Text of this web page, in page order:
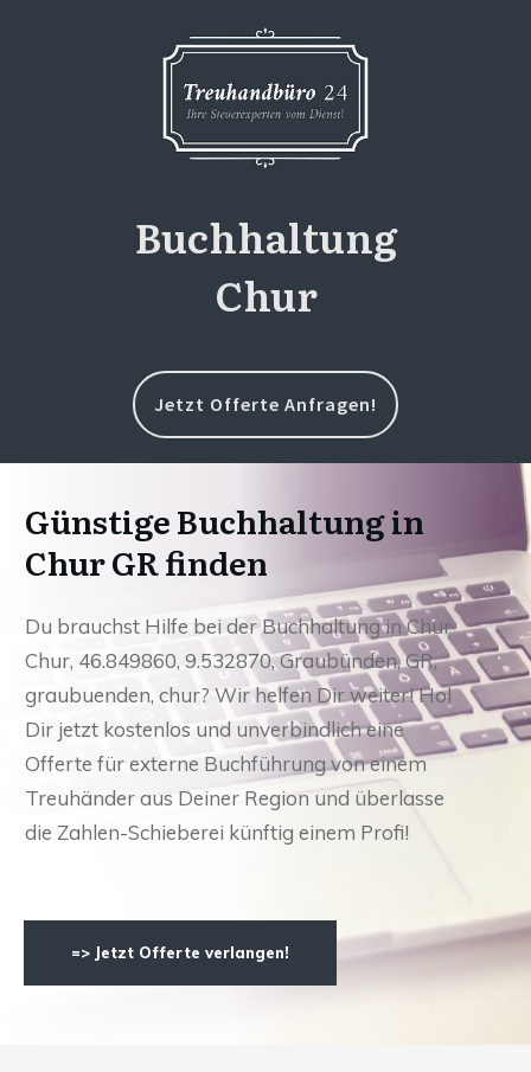
Buchhaltung
Chur
Jetzt Offerte Anfragen!
Günstige Buchhaltung in
Chur GR finden
Du brauchst Hilfe bei der Buchhaltung in Chur
Chur, 46.849860, 9.532870, Graubünden, GR,
graubuenden, chur? Wir helfen Dir weiter! Hol
Dir jetzt kostenlos und unverbindlich eine
Offerte für externe Buchführung von einem
Treuhänder aus Deiner Region und überlasse
die Zahlen-Schieberei künftig einem Profi!
=> Jetzt Offerte verlangen!